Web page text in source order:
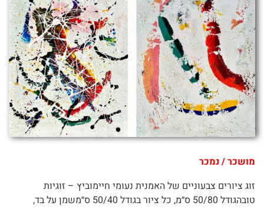
מושכר / נמכר
זוג ציורים צבעוניים של האמנית נעומי חיימוביץ – זוגיות
טובהגודל 50/80 ס״מ, כל ציור בגודל 50/40 ס״משמן על בד,